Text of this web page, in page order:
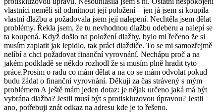
vlastníci neměli sil odmítnout její položení – jen já jsem si koupila
vlastní dlažbu a požadovala jsem její nalepení. Nechtěla jsem dělat
problémy. Řekla jsem, že tu nevhodnou dlažbu odeberu a nalepí se
ta koupená. Když došlo na položení dlažby, bylo mi řečeno že si
musím zaplatit jak lepidlo, tak práci dlaždiče. To se mi samozřejmě
nelíbí a chci požadovat finanční vyrovnání. Nechápu proč a na
jakém podkladě se někdo rozhodl že si musím plně hradit tyto
práce.Prosím o radu co mám dělat a na co se mám odvolat pokud
budu žádat o finanční vyrovnání. Děkuji za čas strávený s mým
problémem A ještě mám jeden dotaz: je nějak určeno jaká má být
vybrána dlažba? Jestli musí být s protiskluzovou úpravou? Jestli
ano, potřebuji znát odkaz na adresu kde je to řešeno.